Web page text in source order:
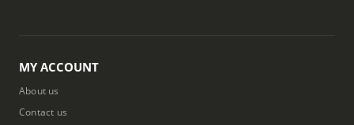
MY ACCOUNT
About us
Contact us